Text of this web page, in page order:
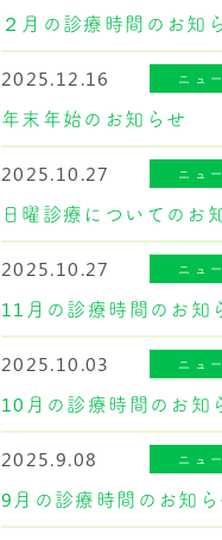
２月の診療時間のお知
2025.12.16 ニュ
年末年始のお知らせ
2025.10.27 ニュ
日曜診療についてのお
2025.10.27 ニュ
11月の診療時間のお知
2025.10.03 ニュ
10月の診療時間のお知
2025.9.08 ニュ
9月の診療時間のお知ら